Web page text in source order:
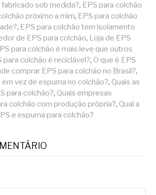
sob medida?, EPS para colchão
próximo a mim, EPS para colchão
, EPS para colchão tem isolamento
de EPS para colchão, Loja de EPS
para colchão é mais leve que outros
para colchão é reciclável?, O que é EPS
comprar EPS para colchão no Brasil?,
em vez de espuma no colchão?, Quais as
para colchão?, Quais empresas
colchão com produção própria?, Qual a
e espuma para colchão?